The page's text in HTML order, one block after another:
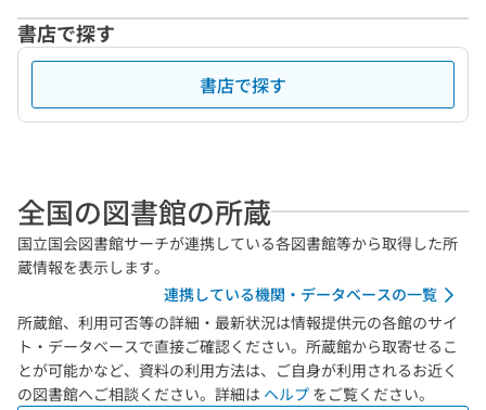
書店で探す
書店で探す
全国の図書館の所蔵
国立国会図書館サーチが連携している各図書館等から取得した所
蔵情報を表示します。
連携している機関・データベースの一覧
所蔵館、利用可否等の詳細・最新状況は情報提供元の各館のサイ
ト・データベースで直接ご確認ください。所蔵館から取寄せるこ
とが可能かなど、資料の利用方法は、ご自身が利用されるお近く
の図書館へご相談ください。詳細は ヘルプ をご覧ください。